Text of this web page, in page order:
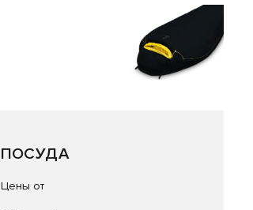
ПОСУДА
Цены от